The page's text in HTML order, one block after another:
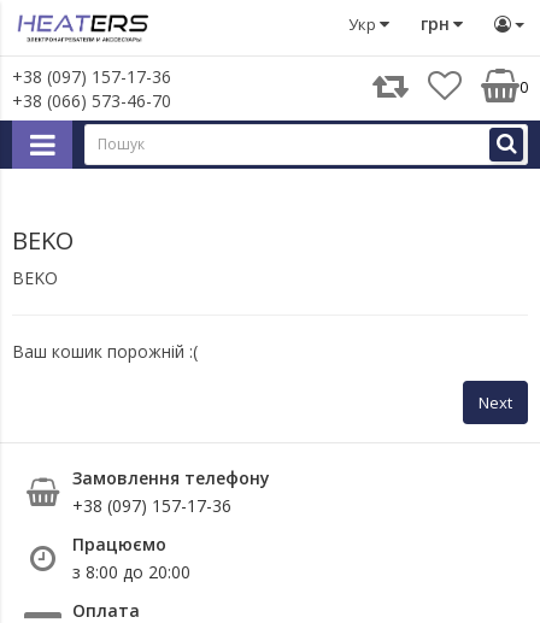
грн
Укр
+38 (097) 157-17-36
+38 (066) 573-46-70
0
Виробник
BEKO
BEKO
Ваш кошик порожній :(
Next
Замовлення телефону
+38 (097) 157-17-36
Працюємо
з 8:00 до 20:00
Оплата